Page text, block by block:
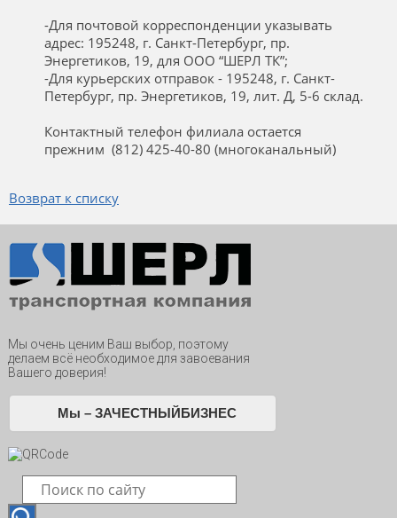
-Для почтовой корреспонденции указывать
адрес: 195248, г. Санкт-Петербург, пр.
Энергетиков, 19, для ООО “ШЕРЛ ТК”;
-Для курьерских отправок - 195248, г. Санкт-
Петербург, пр. Энергетиков, 19, лит. Д, 5-6 склад.
Контактный телефон филиала остается
прежним (812) 425-40-80 (многоканальный)
Возврат к списку
Мы очень ценим Ваш выбор, поэтому
делаем всё необходимое для завоевания
Вашего доверия!
Мы – ЗАЧЕСТНЫЙБИЗНЕС